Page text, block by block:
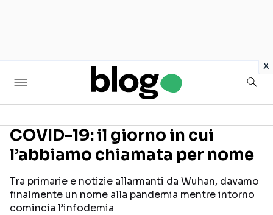
x
Seguici sui social
COVID-19: il giorno in cui
l’abbiamo chiamata per nome
Tra primarie e notizie allarmanti da Wuhan, davamo
finalmente un nome alla pandemia mentre intorno
comincia l’infodemia